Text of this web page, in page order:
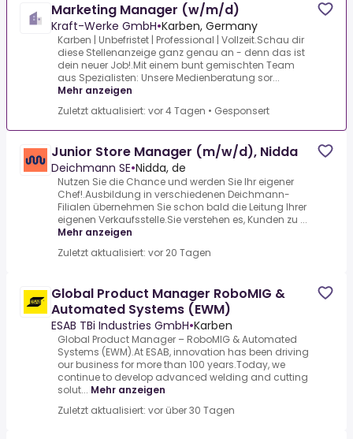
Marketing Manager (w/m/d)
Kraft-Werke GmbH•Karben, Germany
Karben | Unbefristet | Professional | Vollzeit.Schau dir
diese Stellenanzeige ganz genau an - denn das ist
dein neuer Job!.Mit einem bunt gemischten Team
aus Spezialisten: Unsere Medienberatung sor...
Mehr anzeigen
Zuletzt aktualisiert: vor 4 Tagen • Gesponsert
Junior Store Manager (m/w/d), Nidda
Deichmann SE•Nidda, de
Nutzen Sie die Chance und werden Sie Ihr eigener
Chef!.Ausbildung in verschiedenen Deichmann-
Filialen übernehmen Sie schon bald die Leitung Ihrer
eigenen Verkaufsstelle.Sie verstehen es, Kunden zu ...
Mehr anzeigen
Zuletzt aktualisiert: vor 20 Tagen
Global Product Manager RoboMIG &
Automated Systems (EWM)
ESAB TBi Industries GmbH•Karben
Global Product Manager – RoboMIG & Automated
Systems (EWM).At ESAB, innovation has been driving
our business for more than 100 years.Today, we
continue to develop advanced welding and cutting
solut... Mehr anzeigen
Zuletzt aktualisiert: vor über 30 Tagen